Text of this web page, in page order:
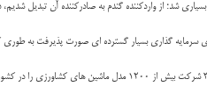
شد؛ از واردکننده گندم به صادرکننده آن